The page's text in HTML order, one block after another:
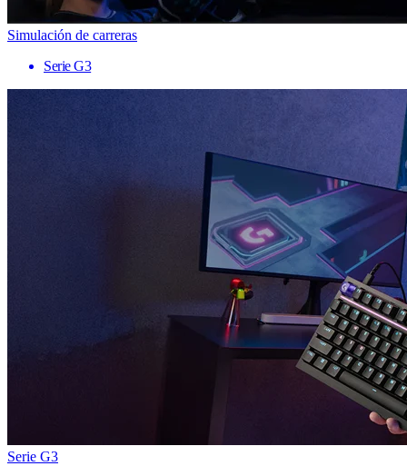
Simulación de carreras
Serie G3
Serie G3